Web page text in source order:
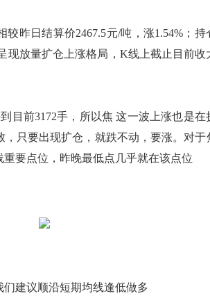
日结算价2467.5元/吨，涨1.54%；持
现放量扩仓上涨格局，K线上截止目前收
前3172手，所以焦 这一波上涨也是在
只要出现扩仓，就跌不动，要涨。对于
要点位，昨晚最低点几乎就在该点位
建议顺沿短期均线逢低做多